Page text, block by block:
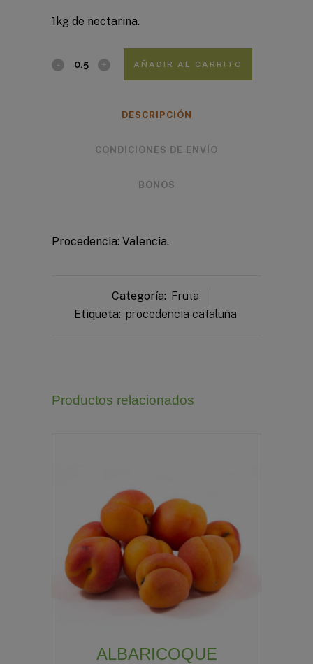
1kg de nectarina.
AÑADIR AL CARRITO
DESCRIPCIÓN
CONDICIONES DE ENVÍO
BONOS
Procedencia: Valencia.
Categoría: Fruta
Etiqueta: procedencia cataluña
Productos relacionados
ALBARICOQUE